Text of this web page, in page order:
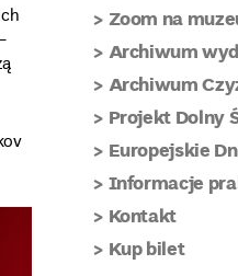
Zoom na
Archiwum
Archiwum
Projekt Dolny
Europejskie
Informacje
Kontakt
Kup bilet